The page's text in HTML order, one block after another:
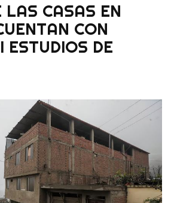
NOTICIAS
CONTACTARSE
LAS CASAS EN
CON
ESTUDIOS DE